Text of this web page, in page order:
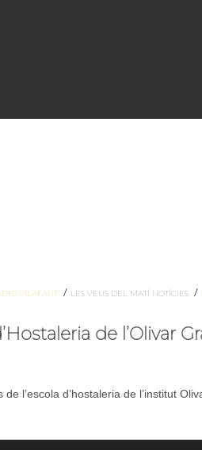
VILAFANT / LES VEUS DEL MATÍ NOTÍCIES /
de l’Olivar
de l’escola d’hostaleria de l’institut